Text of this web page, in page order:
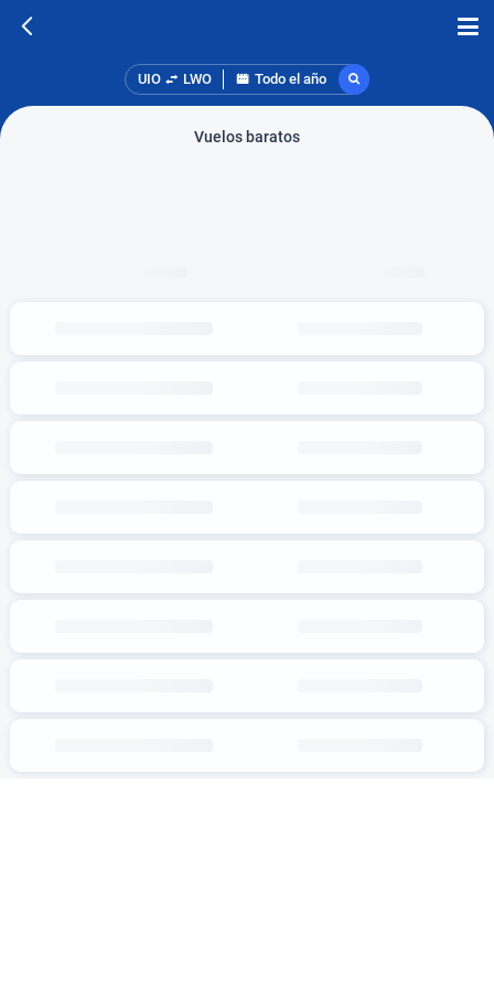
UIO LWO Todo el año
Vuelos baratos